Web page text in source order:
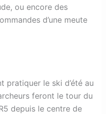
ou encore des
d’une meute
pratiquer le ski d’été au
feront le tour du
depuis le centre de